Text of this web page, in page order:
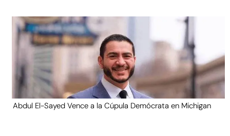
Abdul El-Sayed Vence a la Cúpula Demócrata en Michigan